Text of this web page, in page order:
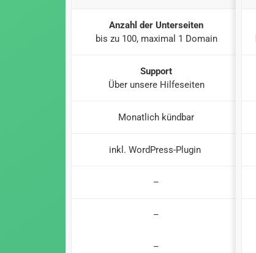
Anzahl der Unterseiten
bis zu 100, maximal 1 Domain
Support
Über unsere Hilfeseiten
Monatlich kündbar
inkl. WordPress-Plugin
–
–
–